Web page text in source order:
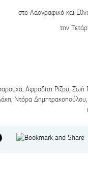
στο Λαογραφικό και
την
Αφροδίτη Ρίζου,
Ντόρα